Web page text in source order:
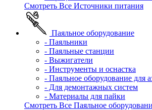
Смотреть Все Источники питания
Паяльное оборудование
- Паяльники
- Паяльные станции
- Выжигатели
- Инструменты и оснастка
- Паяльное оборудование для
- Для демонтажных систем
- Материалы для пайки
Смотреть Все Паяльное